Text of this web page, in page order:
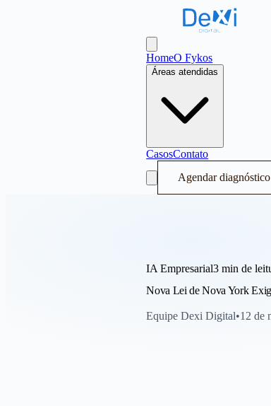
Dexi Digital - Sistema
HomeO Fykos
Áreas atendidas
CasosContato
Agendar diagnóstico
IA Empresarial3 min de
Nova Lei de Nova York
Equipe Dexi Digital•12 de